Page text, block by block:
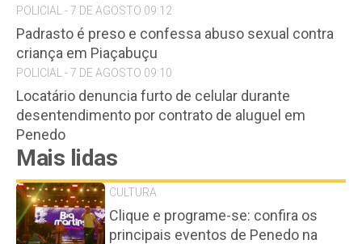
POLICIAL - 7 DE AGOSTO 09:12
Padrasto é preso e confessa abuso sexual contra
criança em Piaçabuçu
POLICIAL - 7 DE AGOSTO 09:10
Locatário denuncia furto de celular durante
desentendimento por contrato de aluguel em
Penedo
Mais lidas
CULTURA
Clique e programe-se: confira os
principais eventos de Penedo na